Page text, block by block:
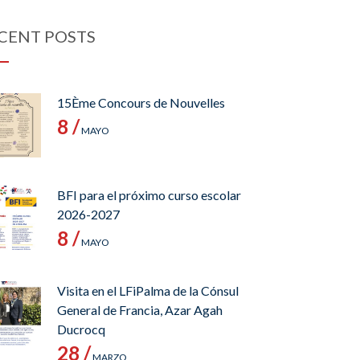
POSTS
15Ème Concours de Nouvelles
8 /MAYO
BFI para el próximo curso escolar
2026-2027
8 /MAYO
Visita en el LFiPalma de la Cónsul
General de Francia, Azar Agah
Ducrocq
28 /MARZO